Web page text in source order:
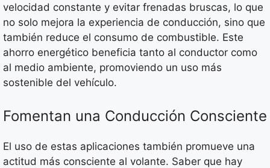
velocidad constante y evitar frenadas bruscas, lo que
no solo mejora la experiencia de conducción, sino que
también reduce el consumo de combustible. Este
ahorro energético beneficia tanto al conductor como
al medio ambiente, promoviendo un uso más
sostenible del vehículo.
Fomentan una Conducción Consciente
El uso de estas aplicaciones también promueve una
actitud más consciente al volante. Saber que hay